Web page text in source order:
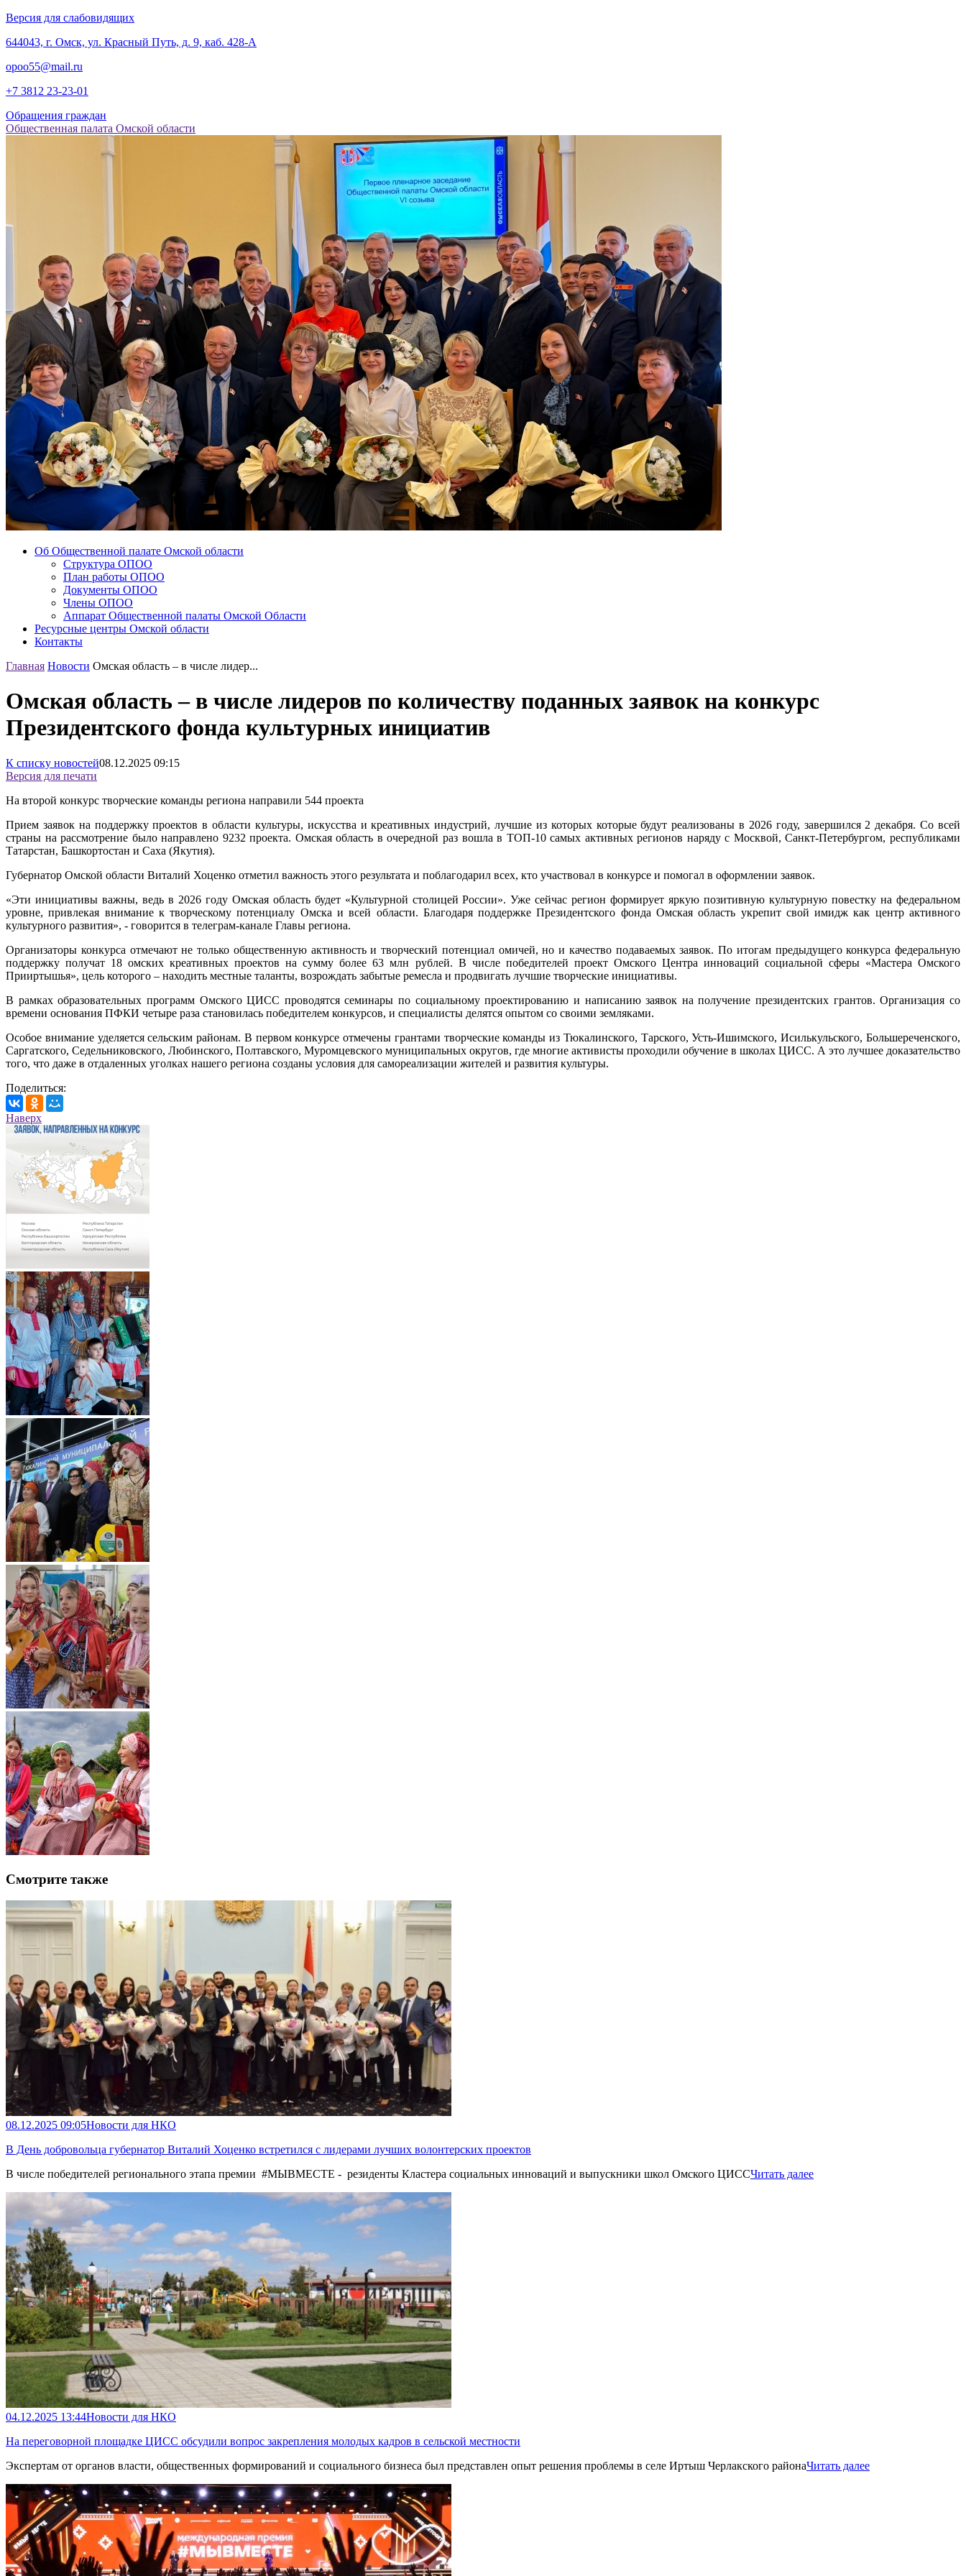
Версия для слабовидящих
‎644043, г. Омск, ул. Красный Путь, д. 9, каб. 428-А
opoo55@mail.ru
+7 3812 23-23-01
Обращения граждан
Общественная палата Омской области
Об Общественной палате Омской области
Структура ОПОО
План работы ОПОО
Документы ОПОО
Члены ОПОО
Аппарат Общественной палаты Омской Области
Ресурсные центры Омской области
Контакты
Главная Новости Омская область – в числе лидер...
Омская область – в числе лидеров по количеству поданных заявок на конкурс
Президентского фонда культурных инициатив
К списку новостей08.12.2025 09:15
Версия для печати
На второй конкурс творческие команды региона направили 544 проекта
Прием заявок на поддержку проектов в области культуры, искусства и креативных индустрий, лучшие из которых которые будут реализованы в 2026 году, завершился 2 декабря. Со всей
страны на рассмотрение было направлено 9232 проекта. Омская область в очередной раз вошла в ТОП-10 самых активных регионов наряду с Москвой, Санкт-Петербургом, республиками
Татарстан, Башкортостан и Саха (Якутия).
Губернатор Омской области Виталий Хоценко отметил важность этого результата и поблагодарил всех, кто участвовал в конкурсе и помогал в оформлении заявок.
«Эти инициативы важны, ведь в 2026 году Омская область будет «Культурной столицей России». Уже сейчас регион формирует яркую позитивную культурную повестку на федеральном
уровне, привлекая внимание к творческому потенциалу Омска и всей области. Благодаря поддержке Президентского фонда Омская область укрепит свой имидж как центр активного
культурного развития», - говорится в телеграм-канале Главы региона.
Организаторы конкурса отмечают не только общественную активность и творческий потенциал омичей, но и качество подаваемых заявок. По итогам предыдущего конкурса федеральную
поддержку получат 18 омских креативных проектов на сумму более 63 млн рублей. В числе победителей проект Омского Центра инноваций социальной сферы «Мастера Омского
Прииртышья», цель которого – находить местные таланты, возрождать забытые ремесла и продвигать лучшие творческие инициативы.
В рамках образовательных программ Омского ЦИСС проводятся семинары по социальному проектированию и написанию заявок на получение президентских грантов. Организация со
времени основания ПФКИ четыре раза становилась победителем конкурсов, и специалисты делятся опытом со своими земляками.
Особое внимание уделяется сельским районам. В первом конкурсе отмечены грантами творческие команды из Тюкалинского, Тарского, Усть-Ишимского, Исилькульского, Большереченского,
Саргатского, Седельниковского, Любинского, Полтавского, Муромцевского муниципальных округов, где многие активисты проходили обучение в школах ЦИСС. А это лучшее доказательство
того, что даже в отдаленных уголках нашего региона созданы условия для самореализации жителей и развития культуры.
Поделиться:
Наверх
Смотрите также
08.12.2025 09:05Новости для НКО
В День добровольца губернатор Виталий Хоценко встретился с лидерами лучших волонтерских проектов
В числе победителей регионального этапа премии #МЫВМЕСТЕ - резиденты Кластера социальных инноваций и выпускники школ Омского ЦИССЧитать далее
04.12.2025 13:44Новости для НКО
На переговорной площадке ЦИСС обсудили вопрос закрепления молодых кадров в сельской местности
Экспертам от органов власти, общественных формирований и социального бизнеса был представлен опыт решения проблемы в селе Иртыш Черлакского районаЧитать далее